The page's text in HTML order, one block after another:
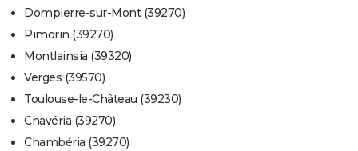
Dompierre-sur-Mont (39270)
Pimorin (39270)
Montlainsia (39320)
Verges (39570)
Toulouse-le-Château (39230)
Chavéria (39270)
Chambéria (39270)